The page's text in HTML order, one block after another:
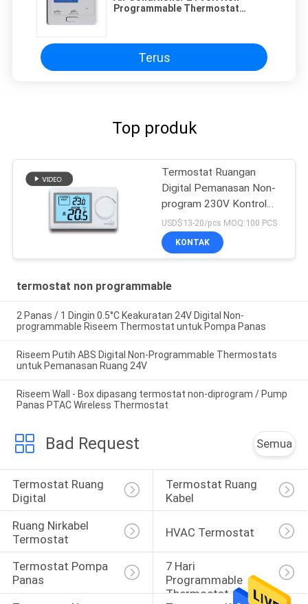
Programmable Thermostat
Terus
Top produk
Termostat Ruangan
Digital Pemanasan Non-
program 230V Kontrol
Pemanasan Boiler
USD$13-20/pcs MOQ:100 PCS
KONTAK
termostat non programmable
2 Panas / 1 Dingin 0.5°C Keakuratan 24V Digital Non-
programmable Riseem Thermostat untuk Pompa Panas
Riseem Putih ABS Digital Non-Programmable Thermostats
untuk Pemanasan Ruang 24V
Riseem Wall - Box dipasang termostat non-diprogram / Pump
Panas PTAC Wireless Thermostat
Bad Request Semua
Termostat Ruang
Digital
Termostat Ruang
Kabel
Ruang Nirkabel
Termostat
HVAC Termostat
Termostat Pompa
Panas
7 Hari
Programmable
Thermostat